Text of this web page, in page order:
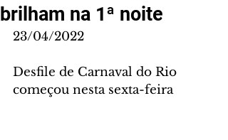
brilham na 1ª noite
23/04/2022
Desfile de Carnaval do Rio
começou nesta sexta-feira